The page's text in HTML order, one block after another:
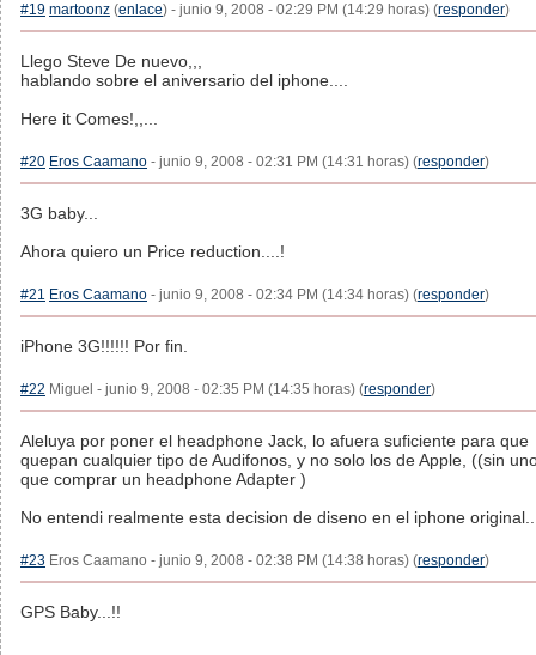
#19 martoonz (enlace) - junio 9, 2008 - 02:29 PM (14:29 horas) (responder)
Llego Steve De nuevo,,,
hablando sobre el aniversario del iphone....
Here it Comes!,,...
#20 Eros Caamano - junio 9, 2008 - 02:31 PM (14:31 horas) (responder)
3G baby...
Ahora quiero un Price reduction....!
#21 Eros Caamano - junio 9, 2008 - 02:34 PM (14:34 horas) (responder)
iPhone 3G!!!!!! Por fin.
#22 Miguel - junio 9, 2008 - 02:35 PM (14:35 horas) (responder)
Aleluya por poner el headphone Jack, lo afuera suficiente para que
quepan cualquier tipo de Audifonos, y no solo los de Apple, ((sin
que comprar un headphone Adapter )
No entendi realmente esta decision de diseno en el iphone
#23 Eros Caamano - junio 9, 2008 - 02:38 PM (14:38 horas) (responder)
GPS Baby...!!